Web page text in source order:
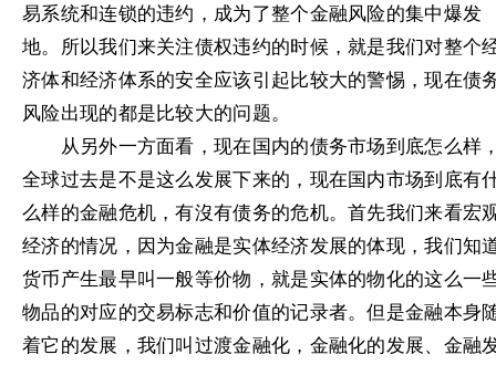
易系统和连锁的违约，成为了整个金融风险的集中爆发
地。所以我们来关注债权违约的时候，就是我们对整个
济体和经济体系的安全应该引起比较大的警惕，现在债
风险出现的都是比较大的问题。
从另外一方面看，现在国内的债务市场到底怎么样
全球过去是不是这么发展下来的，现在国内市场到底有
么样的金融危机，有沒有债务的危机。首先我们来看宏
经济的情况，因为金融是实体经济发展的体现，我们知
货币产生最早叫一般等价物，就是实体的物化的这么一
物品的对应的交易标志和价值的记录者。但是金融本身
着它的发展，我们叫过渡金融化，金融化的发展、金融